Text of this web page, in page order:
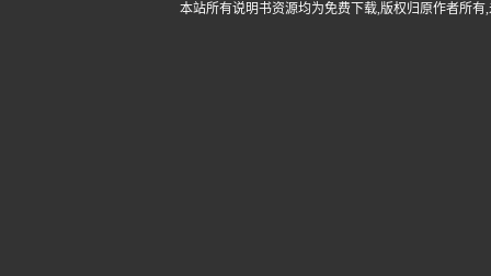
本站所有说明书资源均为免费下载,版权归原作者所